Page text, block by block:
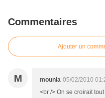
Commentaires
Ajouter un
M mounia 05/02/2010
<br /> On se croirait